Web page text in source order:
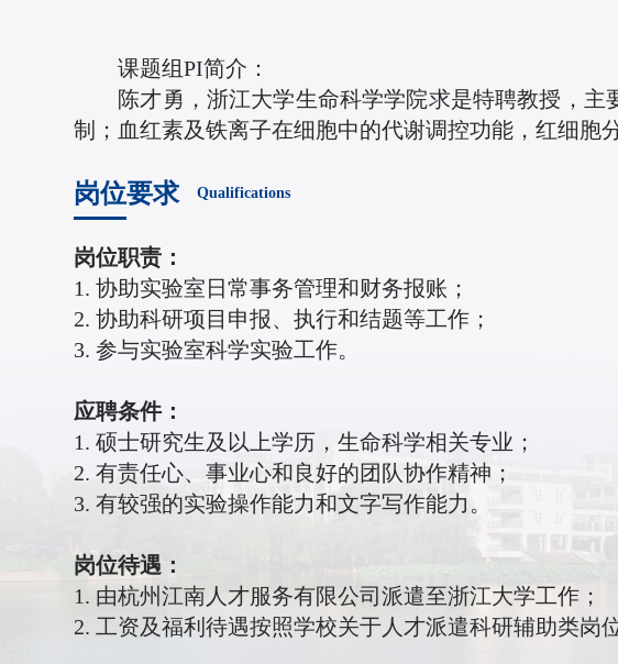
课题组PI简介：
陈才勇，浙江大学生命科学学院求是特聘教授，
制；血红素及铁离子在细胞中的代谢调控功能，红细胞
岗位要求 Qualifications
岗位职责：
1. 协助实验室日常事务管理和财务报账；
2. 协助科研项目申报、执行和结题等工作；
3. 参与实验室科学实验工作。
应聘条件：
1. 硕士研究生及以上学历，生命科学相关专业；
2. 有责任心、事业心和良好的团队协作精神；
3. 有较强的实验操作能力和文字写作能力。
岗位待遇：
1. 由杭州江南人才服务有限公司派遣至浙江大学工作；
2. 工资及福利待遇按照学校关于人才派遣科研辅助类岗